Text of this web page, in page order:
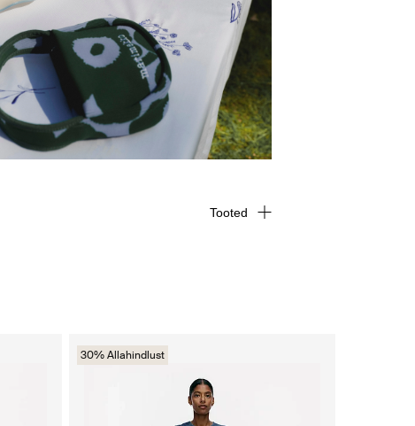
30% Allahindlust
Tooted